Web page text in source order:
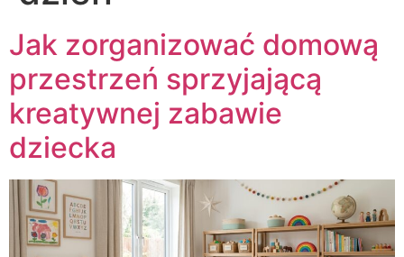
Jak zorganizować domową
przestrzeń sprzyjającą
kreatywnej zabawie
dziecka